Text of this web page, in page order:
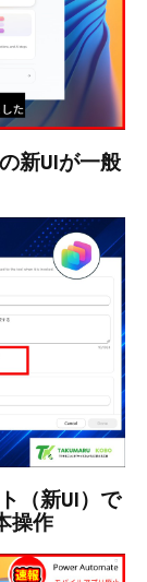
新UIが一般
（新UI）で
操作